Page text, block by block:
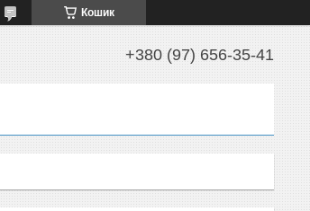
Кошик
+380 (97) 656-35-41